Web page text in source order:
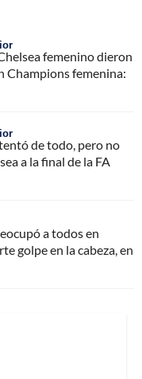
femenino dieron
Champions femenina:
de todo, pero no
a la final de la FA
a todos en
golpe en la cabeza, en